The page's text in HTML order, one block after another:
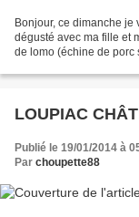
Bonjour, ce dimanche je
dégusté avec ma fille et
de lomo (échine de porc
LOUPIAC
Publié le 19/01/2014 à
Par choupette88